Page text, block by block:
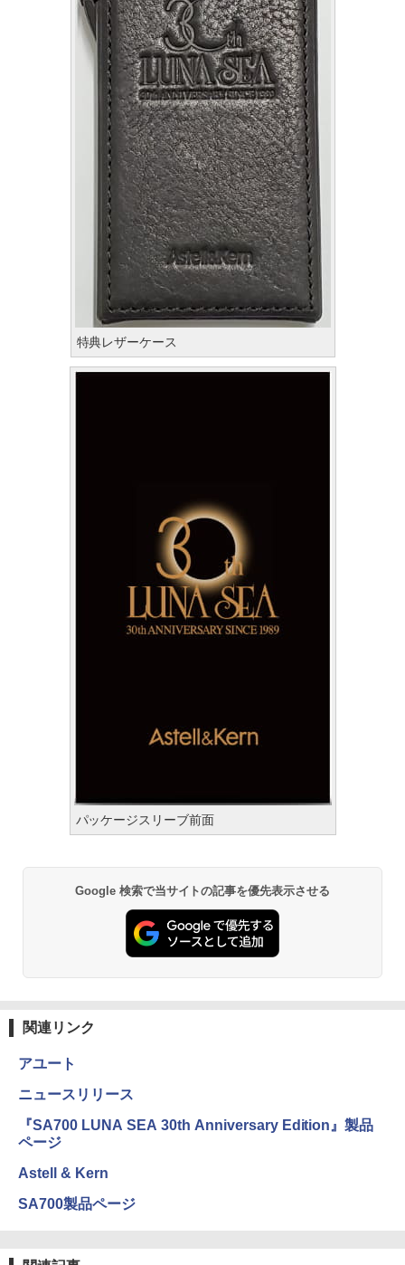
特典レザーケース
パッケージスリーブ前面
Google 検索で当サイトの記事を優先表示させる
関連リンク
アユート
ニュースリリース
『SA700 LUNA SEA 30th Anniversary Edition』製品
ページ
Astell & Kern
SA700製品ページ